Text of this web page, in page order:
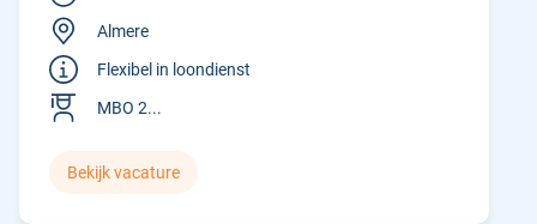
Almere
Flexibel in loondienst
MBO 2...
Bekijk vacature